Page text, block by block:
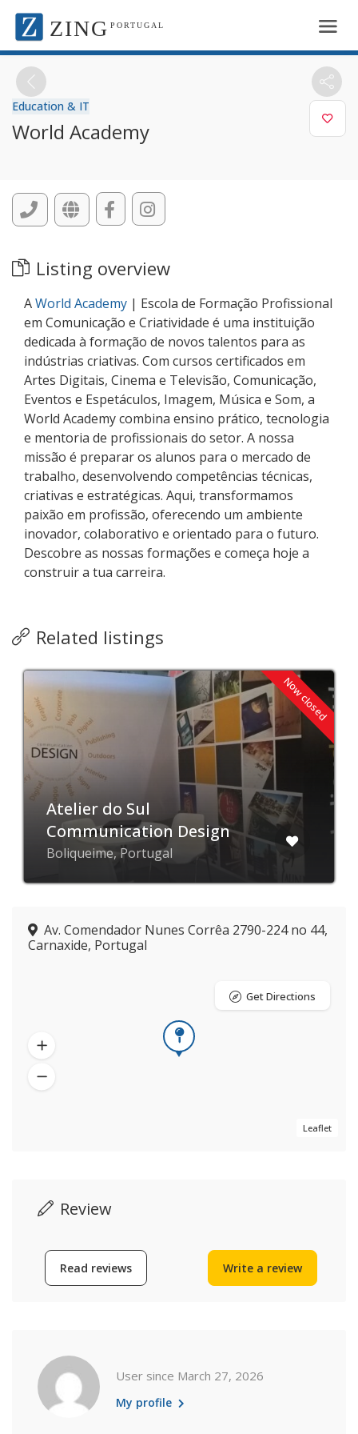
ZING PORTUGAL
Education & IT
World Academy
Listing overview
AWorld Academy | Escola de Formação Profissional
em Comunicação e Criatividade é uma instituição
dedicada à formação de novos talentos para as
indústrias criativas. Com cursos certificados em
Artes Digitais, Cinema e Televisão, Comunicação,
Eventos e Espetáculos, Imagem, Música e Som, a
World Academy combina ensino prático, tecnologia
e mentoria de profissionais do setor. A nossa
missão é preparar os alunos para o mercado de
trabalho, desenvolvendo competências técnicas,
criativas e estratégicas. Aqui, transformamos
paixão em profissão, oferecendo um ambiente
inovador, colaborativo e orientado para o futuro.
Descobre as nossas formações e começa hoje a
construir a tua carreira.
Related listings
Now closed
Atelier do Sul
Communication Design
Boliqueime, Portugal
Av. Comendador Nunes Corrêa 2790-224 no 44,
Carnaxide, Portugal
Leaflet
Get Directions
Review
Read reviews Write a review
User since March 27, 2026
My profile